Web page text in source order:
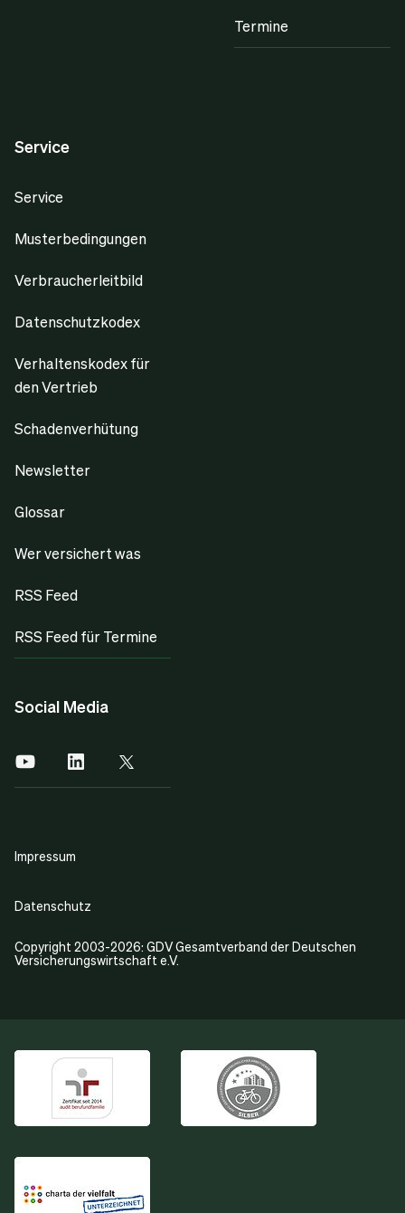
Termine
Service
Service
Musterbedingungen
Verbraucherleitbild
Datenschutzkodex
Verhaltenskodex für
den Vertrieb
Schadenverhütung
Newsletter
Glossar
Wer versichert was
RSS Feed
RSS Feed für Termine
Social Media
Copyright 2003-2026: GDV Gesamtverband der Deutschen
Versicherungswirtschaft e.V.
Impressum
Datenschutz